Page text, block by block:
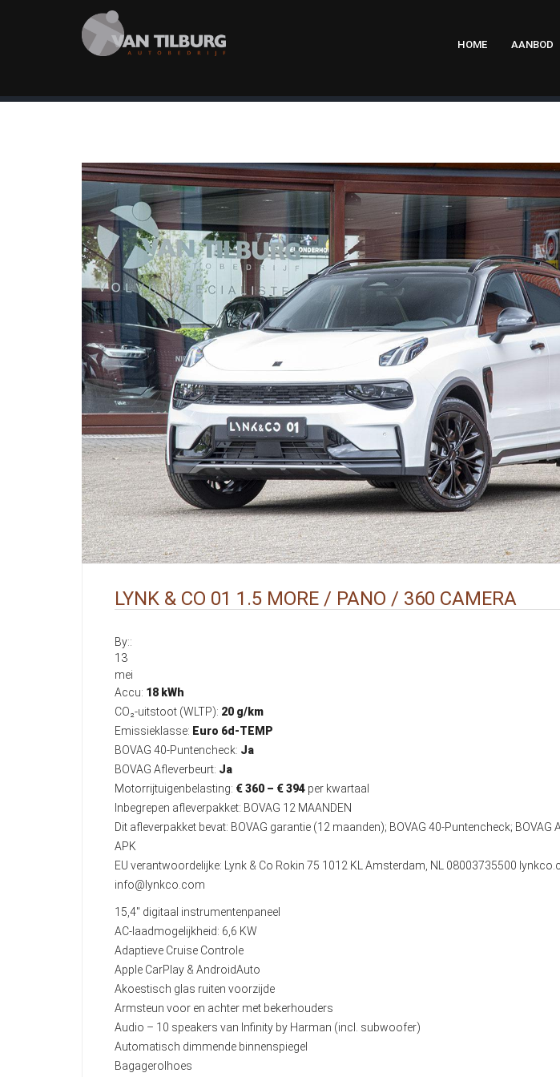
HOME AANBOD
LYNK & CO 01 1.5 MORE / PANO / 360 CAMERA
By::
13
mei
Accu: 18 kWh
CO₂-uitstoot (WLTP): 20 g/km
Emissieklasse: Euro 6d-TEMP
BOVAG 40-Puntencheck: Ja
BOVAG Afleverbeurt: Ja
Motorrijtuigenbelasting: € 360 – € 394 per kwartaal
Inbegrepen afleverpakket: BOVAG 12 MAANDEN
Dit afleverpakket bevat: BOVAG garantie (12 maanden); BOVAG 40-Puntencheck; BOVAG
APK
EU verantwoordelijke: Lynk & Co Rokin 75 1012 KL Amsterdam, NL 08003735500
info@lynkco.com
15,4" digitaal instrumentenpaneel
AC-laadmogelijkheid: 6,6 KW
Adaptieve Cruise Controle
Apple CarPlay & AndroidAuto
Akoestisch glas ruiten voorzijde
Armsteun voor en achter met bekerhouders
Audio – 10 speakers van Infinity by Harman (incl. subwoofer)
Automatisch dimmende binnenspiegel
Bagagerolhoes